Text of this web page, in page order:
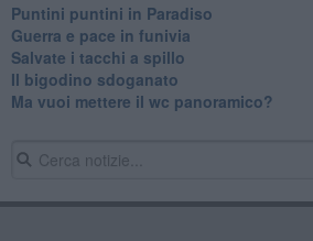
Puntini puntini in Paradiso
Guerra e pace in funivia
Salvate i tacchi a spillo
Il bigodino sdoganato
Ma vuoi mettere il wc panoramico?